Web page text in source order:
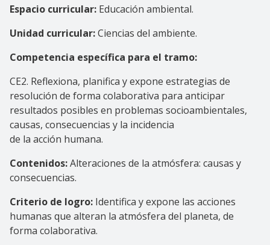
Espacio curricular: Educación ambiental.
Unidad curricular:Ciencias del ambiente.
Competencia específica para el tramo:
CE2. Reflexiona, planifica y expone estrategias de
resolución de forma colaborativa para anticipar
resultados posibles en problemas socioambientales,
causas, consecuencias y la incidencia
de la acción humana.
Contenidos:Alteraciones de la atmósfera: causas y
consecuencias.
Criterio de logro: Identifica y expone las acciones
humanas que alteran la atmósfera del planeta, de
forma colaborativa.